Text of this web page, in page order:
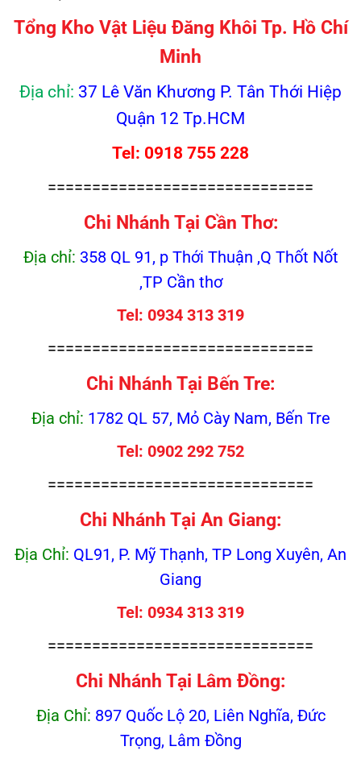
Tổng Kho Vật Liệu Đăng Khôi Tp. Hồ Chí
Minh
Địa chỉ: 37 Lê Văn Khương P. Tân Thới Hiệp
Quận 12 Tp.HCM
Tel: 0918 755 228
==============================
Chi Nhánh Tại Cần Thơ:
Địa chỉ: 358 QL 91, p Thới Thuận ,Q Thốt Nốt
,TP Cần thơ
Tel: 0934 313 319
==============================
Chi Nhánh Tại Bến Tre:
Địa chỉ: 1782 QL 57, Mỏ Cày Nam, Bến Tre
Tel: 0902 292 752
==============================
Chi Nhánh Tại An Giang:
Địa Chỉ: QL91, P. Mỹ Thạnh, TP Long Xuyên, An
Giang
Tel: 0934 313 319
==============================
Chi Nhánh Tại Lâm Đồng:
Địa Chỉ: 897 Quốc Lộ 20, Liên Nghĩa, Đức
Trọng, Lâm Đồng